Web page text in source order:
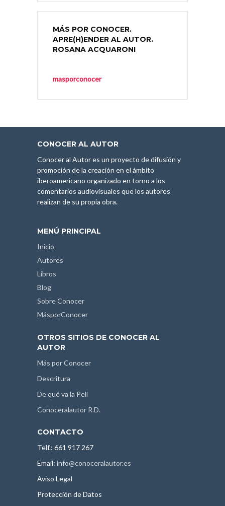
MÁS POR CONOCER.
APRE(H)ENDER AL AUTOR.
ROSANA ACQUARONI
masporconocer
CONOCER AL AUTOR
Conocer al Autor es un proyecto de difusión y
promoción de la creación en el ámbito
iberoamericano organizado en torno a los
comentarios audiovisuales que los autores
realizan de su propia obra.
MENÚ PRINCIPAL
Inicio
Autores
Libros
Blog
Sobre Conocer
MásporConocer
OTROS SITIOS DE CONOCER AL
AUTOR
Más por Conocer
Descritura
De qué va la Peli
Conoceralautor R.D.
CONTACTO
Telf.: 661 917 267
Email: info@conoceralautor.es
Aviso Legal
Protección de Datos